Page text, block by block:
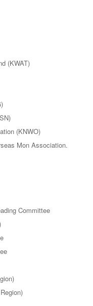
(KWAT)
(KNWO)
Mon Association.
Committee